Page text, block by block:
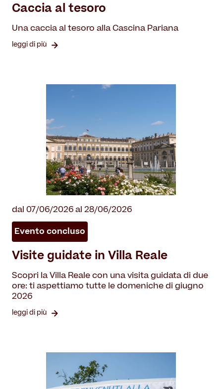
Caccia al tesoro
Una caccia al tesoro alla Cascina Pariana
leggi di più
dal 07/06/2026 al 28/06/2026
Evento concluso
Visite guidate in Villa Reale
Scopri la Villa Reale con una visita guidata di due
ore: ti aspettiamo tutte le domeniche di giugno
2026
leggi di più